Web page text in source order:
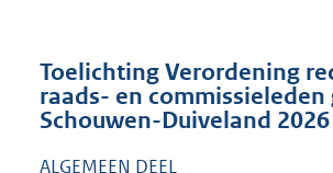
Toelichting Verordening
raads- en commissieleden
Schouwen-Duiveland 2026
ALGEMEEN DEEL